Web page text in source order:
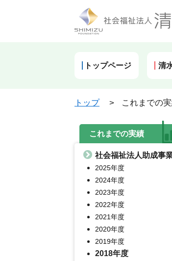
トップページ 清
トップ > これまでの
これまでの実績
社会福祉法人助成事
2025年度
2024年度
2023年度
2022年度
2021年度
2020年度
2019年度
2018年度